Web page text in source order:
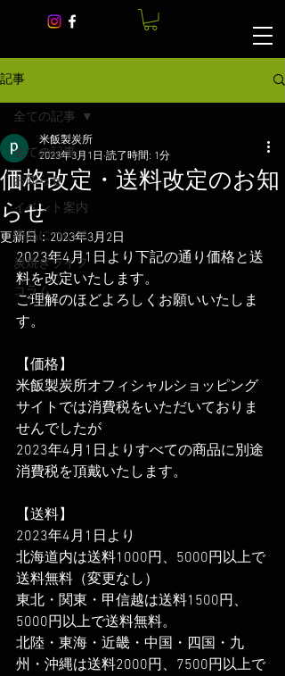
記事
全ての記事
お知らせ
イベント案内
商品について
炭焼きライフ
コラム
全ての記事
価格改定・送料改定のお知
らせ
米飯製炭所
2023年3月1日 読了時間: 1分
更新日：2023年3月2日
2023年4月1日より下記の通り価格と送
料を改定いたします。
ご理解のほどよろしくお願いいたしま
す。
【価格】
米飯製炭所オフィシャルショッピング
サイトでは消費税をいただいておりま
せんでしたが
2023年4月1日よりすべての商品に別途
消費税を頂戴いたします。
【送料】
2023年4月1日より
北海道内は送料1000円、5000円以上で
送料無料（変更なし）
東北・関東・甲信越は送料1500円、
5000円以上で送料無料。
北陸・東海・近畿・中国・四国・九
州・沖縄は送料2000円、7500円以上で